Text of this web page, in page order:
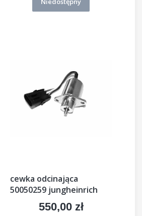
cewka odcinająca
50050259 jungheinrich
Cena
550,00 zł